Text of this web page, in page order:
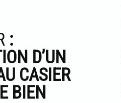
:
D’UN
CASIER
BIEN